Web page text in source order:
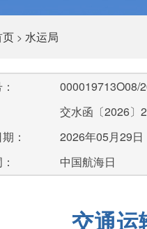
页 > 水运局
000019713O08/
交水函〔2026〕
：
2026年05月29日
中国航海日
交通运